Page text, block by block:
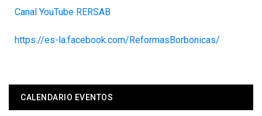
Canal YouTube RERSAB
https://es-la.facebook.com/ReformasBorbonicas/
CALENDARIO EVENTOS